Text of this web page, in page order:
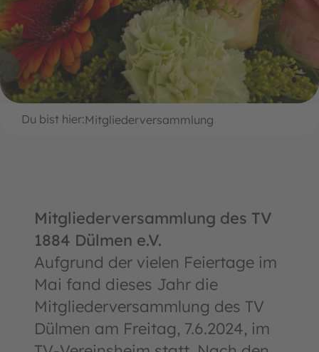
Du bist hier:Mitgliederversammlung
Mitgliederversammlung des TV
1884 Dülmen e.V.
Aufgrund der vielen Feiertage im
Mai fand dieses Jahr die
Mitgliederversammlung des TV
Dülmen am Freitag, 7.6.2024, im